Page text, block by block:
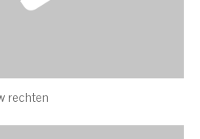
rechten